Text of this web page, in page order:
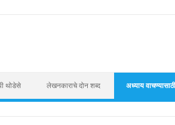
थोडेसे लेखनकाराचे दोन शब्द अध्याय